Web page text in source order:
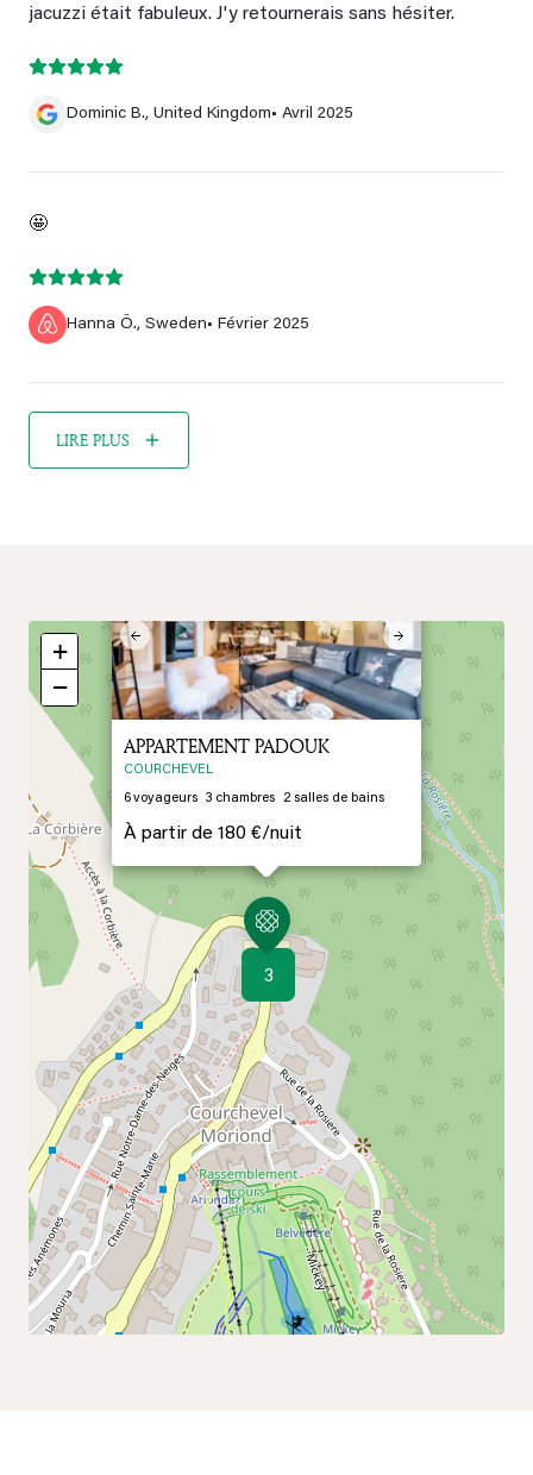
jacuzzi était fabuleux. J'y retournerais sans hésiter.
Dominic B., United Kingdom• Avril 2025
🤩
Hanna Ö., Sweden• Février 2025
LIRE PLUS
3
Previous Next
APPARTEMENT PADOUK
COURCHEVEL
6voyageurs 3 chambres 2salles de bains
À partir de 180 €/nuit
+
−